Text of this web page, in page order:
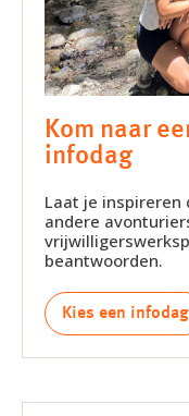
Kom naar
infodag
Laat je inspireren
andere
beantwoorden.
Kies een infodag